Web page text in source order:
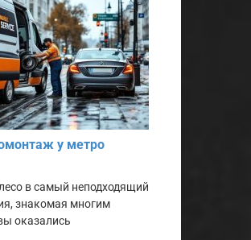
у метро
в самый неподходящий
знакомая многим
оказались